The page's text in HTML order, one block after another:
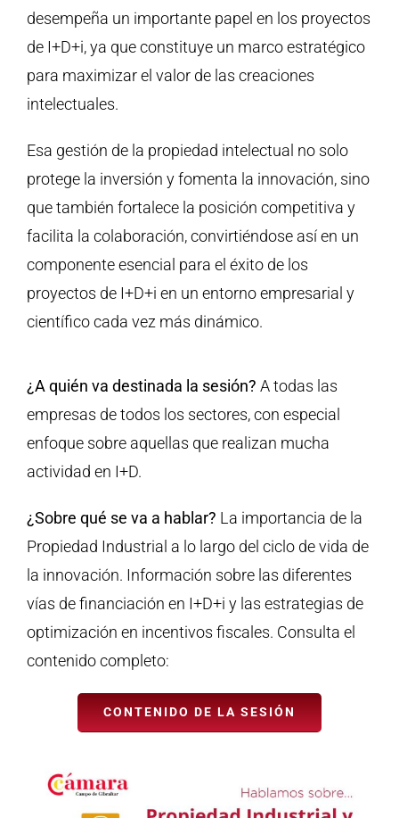
desempeña un importante papel en los proyectos
de I+D+i, ya que constituye un marco estratégico
para maximizar el valor de las creaciones
intelectuales.
Esa gestión de la propiedad intelectual no solo
protege la inversión y fomenta la innovación, sino
que también fortalece la posición competitiva y
facilita la colaboración, convirtiéndose así en un
componente esencial para el éxito de los
proyectos de I+D+i en un entorno empresarial y
científico cada vez más dinámico.
¿A quién va destinada la sesión? A todas las
empresas de todos los sectores, con especial
enfoque sobre aquellas que realizan mucha
actividad en I+D.
¿Sobre qué se va a hablar? La importancia de la
Propiedad Industrial a lo largo del ciclo de vida de
la innovación. Información sobre las diferentes
vías de financiación en I+D+i y las estrategias de
optimización en incentivos fiscales. Consulta el
contenido completo:
CONTENIDO DE LA SESIÓN